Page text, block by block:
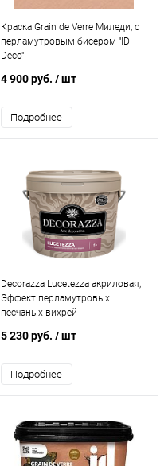
Краска Grain de Verre Миледи, с
перламутровым бисером "ID
Deco"
4 900 руб. / шт
Подробнее
Decorazza Lucetezza акриловая,
Эффект перламутровых
песчаных вихрей
5 230 руб. / шт
Подробнее